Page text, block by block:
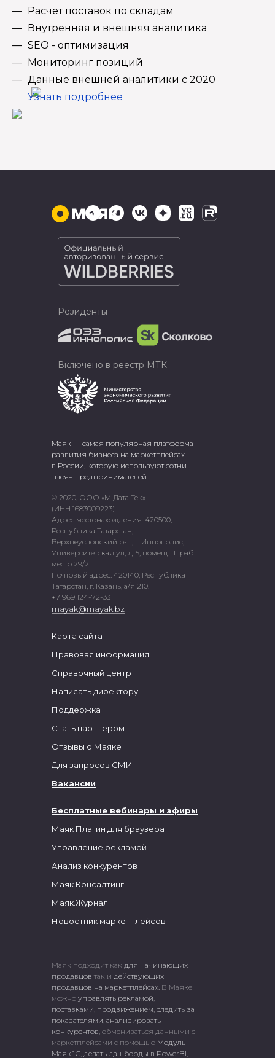
Расчёт поставок по складам
Внутренняя и внешняя аналитика
SEO - оптимизация
Мониторинг позиций
Данные внешней аналитики с 2020
Узнать подробнее
Маяк — самая популярная платформа
развития бизнеса на маркетплейсах
в России, которую используют сотни
тысяч предпринимателей.
© 2020, ООО «М Дата Тек»
(ИНН 1683009223)
Адрес местонахождения: 420500,
Республика Татарстан,
Верхнеуслонский р-н, г. Иннополис,
Университетская ул, д. 5, помещ. 111 раб.
место 29/2.
Почтовый адрес: 420140, Республика
Татарстан, г. Казань, а/я 210.
+7 969 124-72-33
mayak@mayak.bz
Бесплатные вебинары и эфиры
Маяк Плагин для браузера
Управление рекламой
Анализ конкурентов
Маяк.Консалтинг
Маяк.Журнал
Новостник маркетплейсов
Карта сайта
Правовая информация
Справочный центр
Написать директору
Поддержка
Стать партнером
Отзывы о Маяке
Для запросов СМИ
Вакансии
Резиденты
Включено в реестр МТК
Маяк подходит как для начинающих
продавцов так и действующих
продавцов на маркетплейсах. В Маяке
можно управлять рекламой,
поставками, продвижением, следить за
показателями, анализировать
конкурентов, обмениваться данными с
маркетплейсами c помощью Модуль
Маяк.1С, делать дашборды в PowerBI,